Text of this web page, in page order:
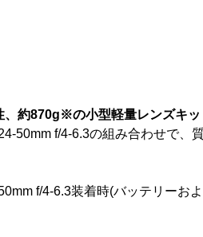
、約870g※の小型軽量レンズキッ
50mm f/4-6.3の組み合わせで
f/4-6.3装着時(バッテリーお